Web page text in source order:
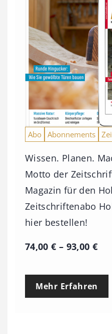
Abo Abonnements
Wissen. Planen.
Motto der
Magazin für den
Zeitschriftenabo
hier bestellen!
74,00€ – 93,00 €P
e
Mehr Erfahren